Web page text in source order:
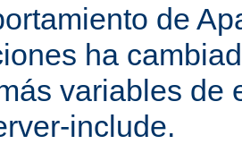
de
ha
variables de
include.